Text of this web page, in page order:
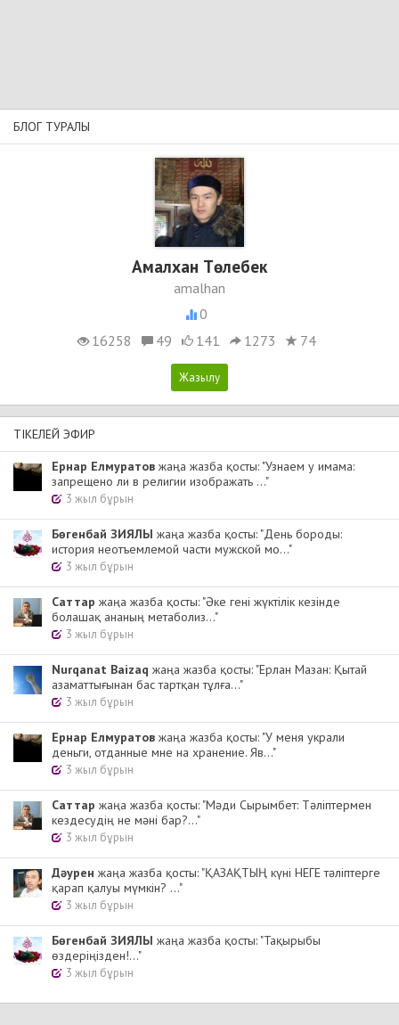
БЛОГ ТУРАЛЫ
Амалхан Төлебек
amalhan
0
16258
49 141 1273 74
ТІКЕЛЕЙ ЭФИР
Ернар Елмуратов жаңа жазба қосты: "Узнаем у имама:
запрещено ли в религии изображать ..."
3 жыл бұрын
Бөгенбай ЗИЯЛЫ жаңа жазба қосты: "День бороды:
история неотъемлемой части мужской мо..."
3 жыл бұрын
Cаттар жаңа жазба қосты: "Әке гені жүктілік кезінде
болашақ ананың метаболиз..."
3 жыл бұрын
Nurqanat Baizaq жаңа жазба қосты: "Ерлан Мазан: Қытай
азаматтығынан бас тартқан тұлға..."
3 жыл бұрын
Ернар Елмуратов жаңа жазба қосты: "У меня украли
деньги, отданные мне на хранение. Яв..."
3 жыл бұрын
Cаттар жаңа жазба қосты: "Мәди Сырымбет: Тәліптермен
кездесудің не мәні бар?..."
3 жыл бұрын
Дәурен жаңа жазба қосты: "ҚАЗАҚТЫҢ күні НЕГЕ тәліптерге
қарап қалуы мүмкін? ..."
3 жыл бұрын
Бөгенбай ЗИЯЛЫ жаңа жазба қосты: "Тақырыбы
өздеріңізден!..."
3 жыл бұрын